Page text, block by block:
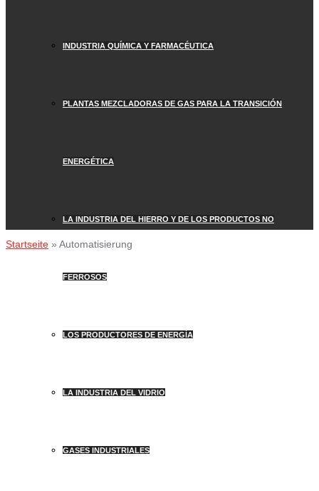
INDUSTRIA QUÍMICA Y FARMACÉUTICA
PLANTAS MEZCLADORAS DE GAS PARA LA TRANSICIÓN
ENERGÉTICA
LA INDUSTRIA DEL HIERRO Y DE LOS PRODUCTOS NO
FERROSOS
LOS PRODUCTORES DE ENERGÍA
LA INDUSTRIA DEL VIDRIO
GASES INDUSTRIALES
Startseite » Automatisierung